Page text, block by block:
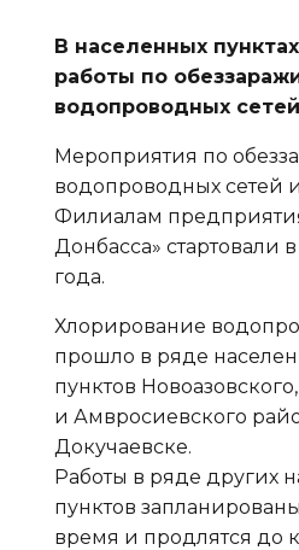
В населенных
работы по
водопроводных сетей
Мероприятия по
водопроводных сетей
Филиалам
Донбасса» стартовали
года.
Хлорирование
прошло в ряде
пунктов
и Амвросиевского
Докучаевске.
Работы в ряде других
пунктов
время и продлятся до